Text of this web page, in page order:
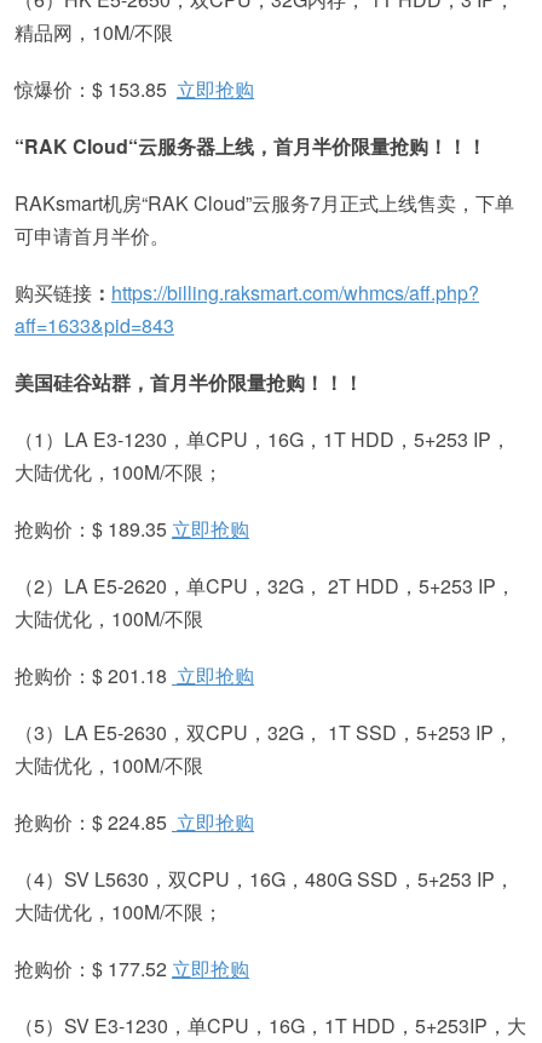
精品网，10M/不限
惊爆价：$ 153.85 立即抢购
“RAK Cloud“云服务器上线，首月半价限量抢购！！！
RAKsmart机房“RAK Cloud”云服务7月正式上线售卖，下单
可申请首月半价。
购买链接 ： https://billing.raksmart.com/whmcs/aff.php?
aff=1633&pid=843
美国硅谷站群，首月半价限量抢购！！！
（1）LA E3-1230，单CPU，16G，1T HDD，5+253 IP，
大陆优化，100M/不限；
抢购价：$ 189.35 立即抢购
（2）LA E5-2620，单CPU，32G， 2T HDD，5+253 IP，
大陆优化，100M/不限
抢购价：$ 201.18 立即抢购
（3）LA E5-2630，双CPU，32G， 1T SSD，5+253 IP，
大陆优化，100M/不限
抢购价：$ 224.85 立即抢购
（4）SV L5630，双CPU，16G，480G SSD，5+253 IP，
大陆优化，100M/不限；
抢购价：$ 177.52 立即抢购
（5）SV E3-1230，单CPU，16G，1T HDD，5+253IP，大